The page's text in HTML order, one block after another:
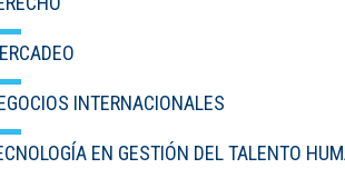
INTERNACIONALES
EN GESTIÓN DEL TALENTO
Estudiantes
Egresados